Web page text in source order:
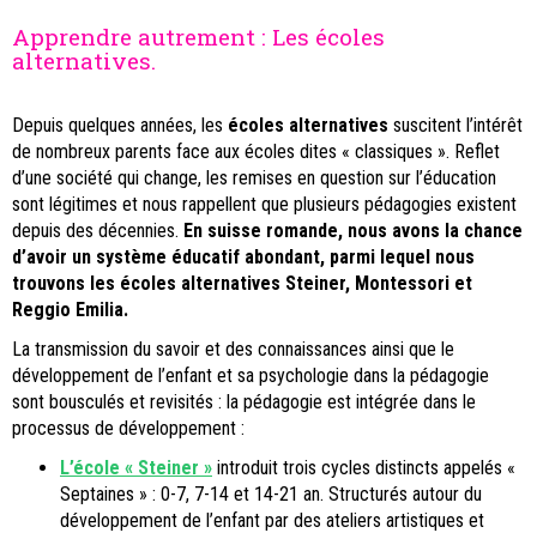
Apprendre autrement : Les écoles
alternatives.
Depuis quelques années, les écoles alternatives suscitent l’intérêt
de nombreux parents face aux écoles dites « classiques ». Reflet
d’une société qui change, les remises en question sur l’éducation
sont légitimes et nous rappellent que plusieurs pédagogies existent
depuis des décennies. En suisse romande, nous avons la chance
d’avoir un système éducatif abondant, parmi lequel nous
trouvons les écoles alternatives Steiner, Montessori et
Reggio Emilia.
La transmission du savoir et des connaissances ainsi que le
développement de l’enfant et sa psychologie dans la pédagogie
sont bousculés et revisités : la pédagogie est intégrée dans le
processus de développement :
L’école « Steiner » introduit trois cycles distincts appelés «
Septaines » : 0-7, 7-14 et 14-21 an. Structurés autour du
développement de l’enfant par des ateliers artistiques et